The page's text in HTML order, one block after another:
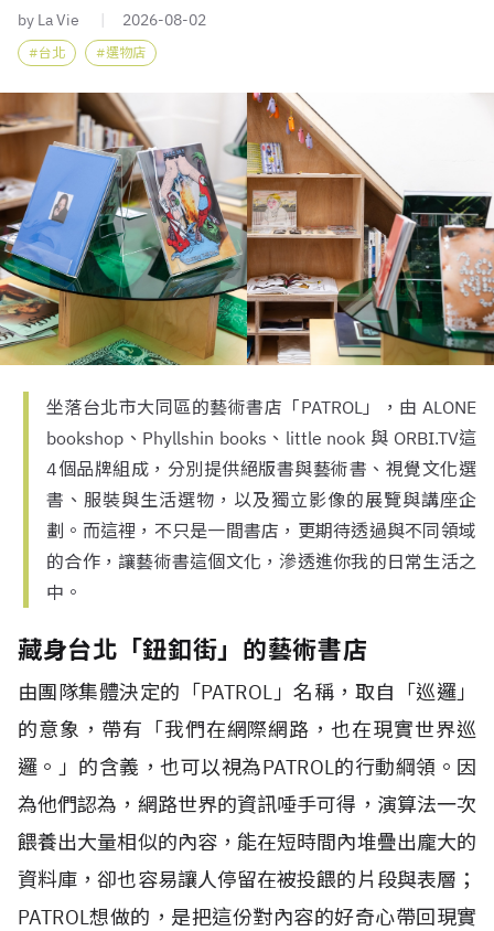
by La Vie 2026-08-02
台北 選物店
坐落台北市大同區的藝術書店「PATROL」，由 ALONE
bookshop、Phyllshin books、little nook 與 ORBI.TV這
4個品牌組成，分別提供絕版書與藝術書、視覺文化選
書、服裝與生活選物，以及獨立影像的展覽與講座企
劃。而這裡，不只是一間書店，更期待透過與不同領域
的合作，讓藝術書這個文化，滲透進你我的日常生活之
中。
藏身台北「鈕釦街」的藝術書店
由團隊集體決定的「PATROL」名稱，取自「巡邏」
的意象，帶有「我們在網際網路，也在現實世界巡
邏。」的含義，也可以視為PATROL的行動綱領。因
為他們認為，網路世界的資訊唾手可得，演算法一次
餵養出大量相似的內容，能在短時間內堆疊出龐大的
資料庫，卻也容易讓人停留在被投餵的片段與表層；
PATROL想做的，是把這份對內容的好奇心帶回現實